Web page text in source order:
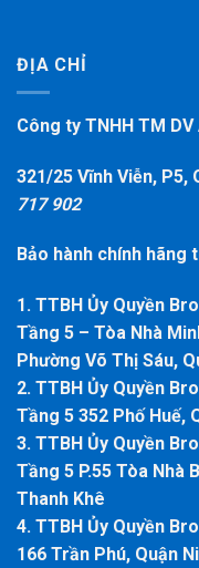
ĐỊA CHỈ
Công ty TNHH TM
321/25 Vĩnh Viễn, P5,
717 902
Bảo hành chính hãng
1. TTBH Ủy Quyền
Tầng 5 – Tòa Nhà
Phường Võ Thị Sáu,
2. TTBH Ủy Quyền
Tầng 5 352 Phố Huế,
3. TTBH Ủy Quyền
Tầng 5 P.55 Tòa Nhà
Thanh Khê
4. TTBH Ủy Quyền
166 Trần Phú, Quận